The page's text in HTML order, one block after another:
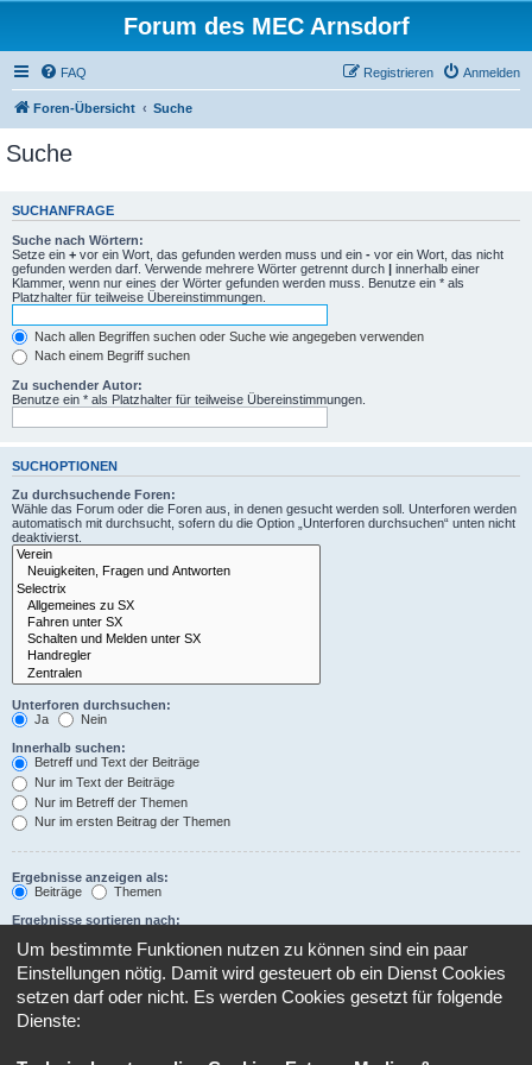
Forum des MEC Arnsdorf
FAQ Anmelden
Registrieren
Foren-Übersicht Suche
Suche
SUCHANFRAGE
Suche nach Wörtern:
Setze ein + vor ein Wort, das gefunden werden muss und ein - vor ein Wort, das nicht
gefunden werden darf. Verwende mehrere Wörter getrennt durch | innerhalb einer
Klammer, wenn nur eines der Wörter gefunden werden muss. Benutze ein * als
Platzhalter für teilweise Übereinstimmungen.
Nach allen Begriffen suchen oder Suche wie angegeben verwenden
Nach einem Begriff suchen
Zu suchender Autor:
Benutze ein * als Platzhalter für teilweise Übereinstimmungen.
SUCHOPTIONEN
Zu durchsuchende Foren:
Wähle das Forum oder die Foren aus, in denen gesucht werden soll. Unterforen werden
automatisch mit durchsucht, sofern du die Option „Unterforen durchsuchen“ unten nicht
deaktivierst.
Unterforen durchsuchen:
Ja
Nein
Innerhalb suchen:
Betreff und Text der Beiträge
Nur im Text der Beiträge
Nur im Betreff der Themen
Nur im ersten Beitrag der Themen
Ergebnisse anzeigen als:
Beiträge
Themen
Ergebnisse sortieren nach:
Suchzeitraum begrenzen:
Die ersten:
Um bestimmte Funktionen nutzen zu können sind ein paar
Einstellungen nötig. Damit wird gesteuert ob ein Dienst Cookies
setzen darf oder nicht. Es werden Cookies gesetzt für folgende
Dienste: